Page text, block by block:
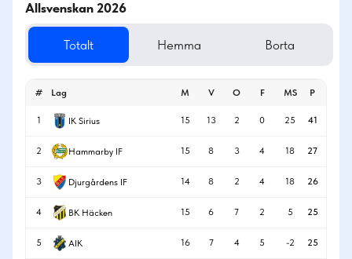
Allsvenskan 2026
Totalt Hemma Borta
# Lag M V O F MS P
1 IK Sirius 15 13 2 0 25 41
2 Hammarby IF 15 8 3 4 18 27
3 Djurgårdens IF 14 8 2 4 18 26
4 BK Häcken 15 6 7 2 5 25
5 AIK 16 7 4 5 -2 25